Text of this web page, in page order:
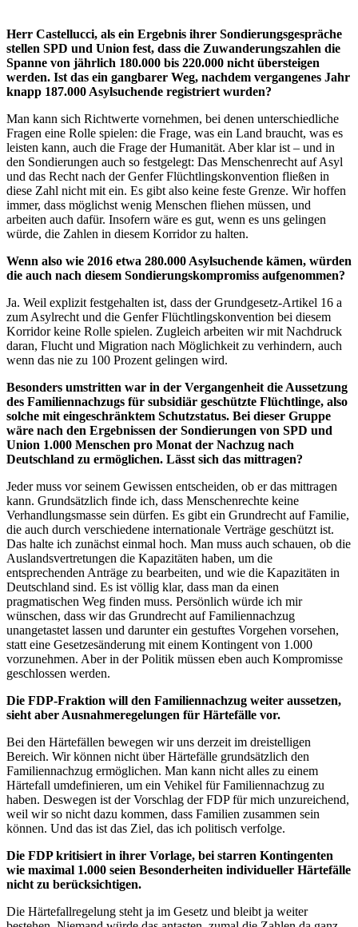
Herr Castellucci, als ein Ergebnis ihrer Sondierungsgespräche
stellen SPD und Union fest, dass die Zuwanderungszahlen die
Spanne von jährlich 180.000 bis 220.000 nicht übersteigen
werden. Ist das ein gangbarer Weg, nachdem vergangenes Jahr
knapp 187.000 Asylsuchende registriert wurden?
Man kann sich Richtwerte vornehmen, bei denen unterschiedliche
Fragen eine Rolle spielen: die Frage, was ein Land braucht, was es
leisten kann, auch die Frage der Humanität. Aber klar ist – und in
den Sondierungen auch so festgelegt: Das Menschenrecht auf Asyl
und das Recht nach der Genfer Flüchtlingskonvention fließen in
diese Zahl nicht mit ein. Es gibt also keine feste Grenze. Wir hoffen
immer, dass möglichst wenig Menschen fliehen müssen, und
arbeiten auch dafür. Insofern wäre es gut, wenn es uns gelingen
würde, die Zahlen in diesem Korridor zu halten.
Wenn also wie 2016 etwa 280.000 Asylsuchende kämen, würden
die auch nach diesem Sondierungskompromiss aufgenommen?
Ja. Weil explizit festgehalten ist, dass der Grundgesetz-Artikel 16 a
zum Asylrecht und die Genfer Flüchtlingskonvention bei diesem
Korridor keine Rolle spielen. Zugleich arbeiten wir mit Nachdruck
daran, Flucht und Migration nach Möglichkeit zu verhindern, auch
wenn das nie zu 100 Prozent gelingen wird.
Besonders umstritten war in der Vergangenheit die Aussetzung
des Familiennachzugs für subsidiär geschützte Flüchtlinge, also
solche mit eingeschränktem Schutzstatus. Bei dieser Gruppe
wäre nach den Ergebnissen der Sondierungen von SPD und
Union 1.000 Menschen pro Monat der Nachzug nach
Deutschland zu ermöglichen. Lässt sich das mittragen?
Jeder muss vor seinem Gewissen entscheiden, ob er das mittragen
kann. Grundsätzlich finde ich, dass Menschenrechte keine
Verhandlungsmasse sein dürfen. Es gibt ein Grundrecht auf Familie,
die auch durch verschiedene internationale Verträge geschützt ist.
Das halte ich zunächst einmal hoch. Man muss auch schauen, ob die
Auslandsvertretungen die Kapazitäten haben, um die
entsprechenden Anträge zu bearbeiten, und wie die Kapazitäten in
Deutschland sind. Es ist völlig klar, dass man da einen
pragmatischen Weg finden muss. Persönlich würde ich mir
wünschen, dass wir das Grundrecht auf Familiennachzug
unangetastet lassen und darunter ein gestuftes Vorgehen vorsehen,
statt eine Gesetzesänderung mit einem Kontingent von 1.000
vorzunehmen. Aber in der Politik müssen eben auch Kompromisse
geschlossen werden.
Die FDP-Fraktion will den Familiennachzug weiter aussetzen,
sieht aber Ausnahmeregelungen für Härtefälle vor.
Bei den Härtefällen bewegen wir uns derzeit im dreistelligen
Bereich. Wir können nicht über Härtefälle grundsätzlich den
Familiennachzug ermöglichen. Man kann nicht alles zu einem
Härtefall umdefinieren, um ein Vehikel für Familiennachzug zu
haben. Deswegen ist der Vorschlag der FDP für mich unzureichend,
weil wir so nicht dazu kommen, dass Familien zusammen sein
können. Und das ist das Ziel, das ich politisch verfolge.
Die FDP kritisiert in ihrer Vorlage, bei starren Kontingenten
wie maximal 1.000 seien Besonderheiten individueller Härtefälle
nicht zu berücksichtigen.
Die Härtefallregelung steht ja im Gesetz und bleibt ja weiter